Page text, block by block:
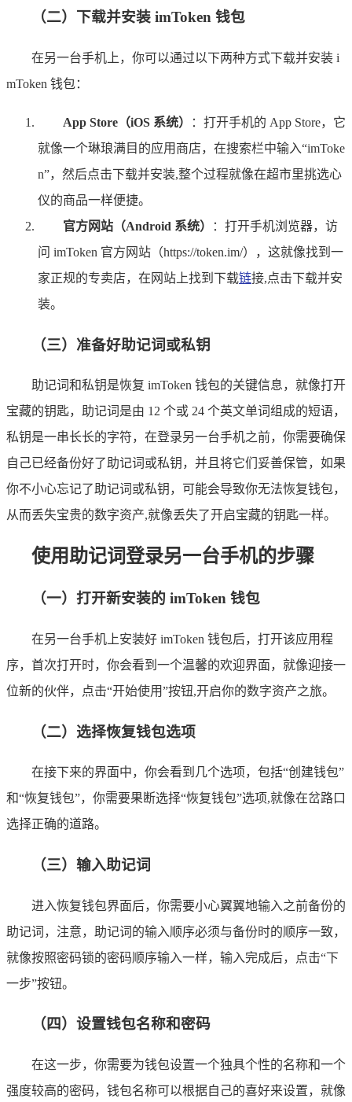
（二）下载并安装 imToken 钱包
在另一台手机上，你可以通过以下两种方式下载并安装 i
mToken 钱包：
App Store（iOS 系统）
：打开手机的 App Store，它
就像一个琳琅满目的应用商店，在搜索栏中输入“imToke
n”，然后点击下载并安装,整个过程就像在超市里挑选心
仪的商品一样便捷。
官方网站（Android 系统）
：打开手机浏览器，访
问 imToken 官方网站（https://token.im/），这就像找到一
家正规的专卖店，在网站上找到下载链接,点击下载并安
装。
（三）准备好助记词或私钥
助记词和私钥是恢复 imToken 钱包的关键信息，就像打开
宝藏的钥匙，助记词是由 12 个或 24 个英文单词组成的短语，
私钥是一串长长的字符，在登录另一台手机之前，你需要确保
自己已经备份好了助记词或私钥，并且将它们妥善保管，如果
你不小心忘记了助记词或私钥，可能会导致你无法恢复钱包，
从而丢失宝贵的数字资产,就像丢失了开启宝藏的钥匙一样。
使用助记词登录另一台手机的步骤
（一）打开新安装的 imToken 钱包
在另一台手机上安装好 imToken 钱包后，打开该应用程
序，首次打开时，你会看到一个温馨的欢迎界面，就像迎接一
位新的伙伴，点击“开始使用”按钮,开启你的数字资产之旅。
（二）选择恢复钱包选项
在接下来的界面中，你会看到几个选项，包括“创建钱包”
和“恢复钱包”，你需要果断选择“恢复钱包”选项,就像在岔路口
选择正确的道路。
（三）输入助记词
进入恢复钱包界面后，你需要小心翼翼地输入之前备份的
助记词，注意，助记词的输入顺序必须与备份时的顺序一致，
就像按照密码锁的密码顺序输入一样，输入完成后，点击“下
一步”按钮。
（四）设置钱包名称和密码
在这一步，你需要为钱包设置一个独具个性的名称和一个
强度较高的密码，钱包名称可以根据自己的喜好来设置，就像